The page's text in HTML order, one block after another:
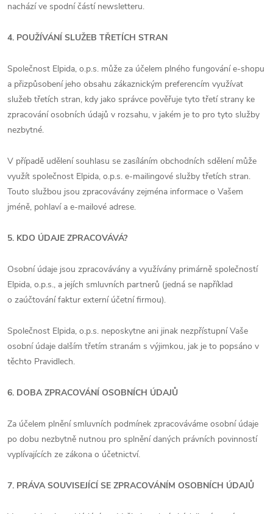
nachází ve spodní částí newsletteru.
4. POUŽÍVÁNÍ SLUŽEB TŘETÍCH STRAN
Společnost Elpida, o.p.s. může za účelem plného fungování e-shopu
a přizpůsobení jeho obsahu zákaznickým preferencím využívat
služeb třetích stran, kdy jako správce pověřuje tyto třetí strany ke
zpracování osobních údajů v rozsahu, v jakém je to pro tyto služby
nezbytné.
V případě udělení souhlasu se zasíláním obchodních sdělení může
využít společnost Elpida, o.p.s. e-mailingové služby třetích stran.
Touto službou jsou zpracovávány zejména informace o Vašem
jméně, pohlaví a e-mailové adrese.
5. KDO ÚDAJE ZPRACOVÁVÁ?
Osobní údaje jsou zpracovávány a využívány primárně společností
Elpida, o.p.s., a jejích smluvních partnerů (jedná se například
o zaúčtování faktur externí účetní firmou).
Společnost Elpida, o.p.s. neposkytne ani jinak nezpřístupní Vaše
osobní údaje dalším třetím stranám s výjimkou, jak je to popsáno v
těchto Pravidlech.
6. DOBA ZPRACOVÁNÍ OSOBNÍCH ÚDAJŮ
Za účelem plnění smluvních podmínek zpracováváme osobní údaje
po dobu nezbytně nutnou pro splnění daných právních povinností
vyplívajících ze zákona o účetnictví.
7. PRÁVA SOUVISEJÍCÍ SE ZPRACOVÁNÍM OSOBNÍCH ÚDAJŮ